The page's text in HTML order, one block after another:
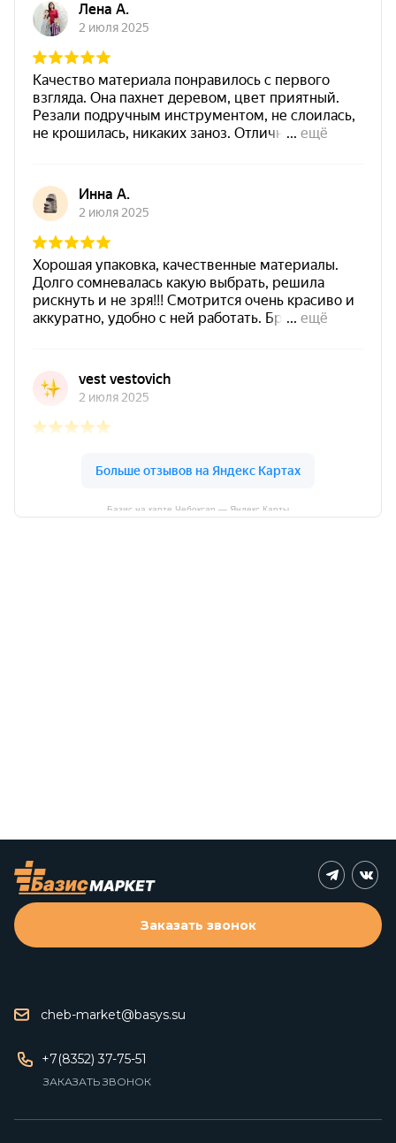
Базис на карте Чебоксар — Яндекс Карты
cheb-market@basys.su
+7(8352) 37-75-51
ЗАКАЗАТЬ ЗВОНОК
Заказать звонок